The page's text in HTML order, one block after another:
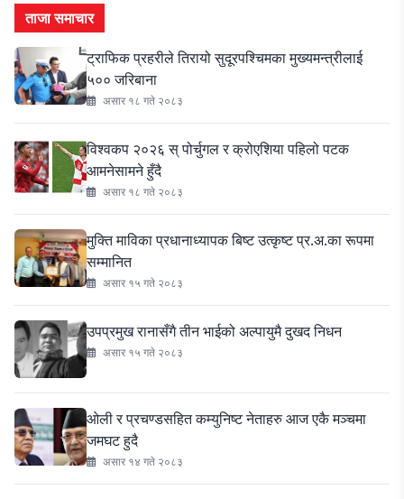
ताजा समाचार
ट्राफिक प्रहरीले तिरायो सुदूरपश्चिमका मुख्यमन्त्रीलाई
५०० जरिबाना
असार १८ गते २०८३
विश्वकप २०२६ स् पोर्चुगल र क्रोएशिया पहिलो पटक
आमनेसामने हुँदै
असार १८ गते २०८३
मुक्ति माविका प्रधानाध्यापक बिष्ट उत्कृष्ट प्र.अ.का रूपमा
सम्मानित
असार १५ गते २०८३
उपप्रमुख रानासँगै तीन भाईको अल्पायुमै दुखद निधन
असार १५ गते २०८३
ओली र प्रचण्डसहित कम्युनिष्ट नेताहरु आज एकै मञ्चमा
जमघट हुदै
असार १४ गते २०८३